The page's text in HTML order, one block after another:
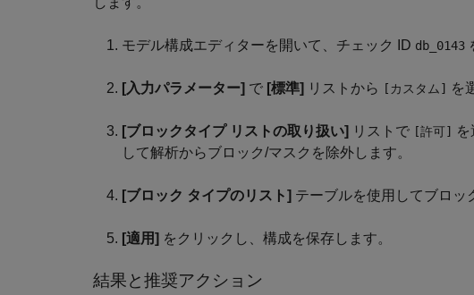
モデル構成エディターを開いて、チェック ID db_0143
[入力パラメーター] で [標準] リストから [カスタム] を
[ブロックタイプ リストの取り扱い] リストで [許可]
して解析からブロック/マスクを除外します。
[ブロック タイプのリスト] テーブルを使用してブロッ
[適用] をクリックし、構成を保存します。
結果と推奨アクション